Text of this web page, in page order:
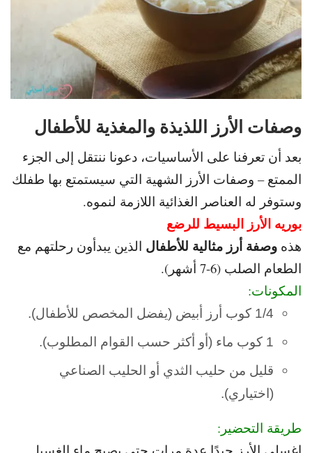
وصفات الأرز اللذيذة والمغذية للأطفال
بعد أن تعرفنا على الأساسيات، دعونا ننتقل إلى الجزء
الممتع – وصفات الأرز الشهية التي سيستمتع بها طفلك
وستوفر له العناصر الغذائية اللازمة لنموه.
بوريه الأرز البسيط للرضع
هذه وصفة أرز مثالية للأطفال الذين يبدأون رحلتهم مع
الطعام الصلب (6-7 أشهر).
المكونات:
1/4 كوب أرز أبيض (يفضل المخصص للأطفال).
1 كوب ماء (أو أكثر حسب القوام المطلوب).
قليل من حليب الثدي أو الحليب الصناعي
(اختياري).
طريقة التحضير: